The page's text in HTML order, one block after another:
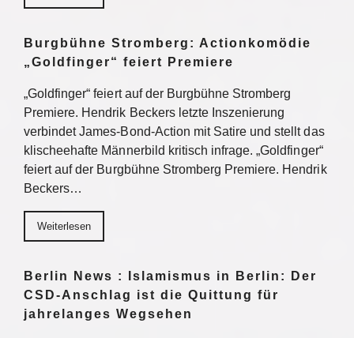
Burgbühne Stromberg: Actionkomödie
„Goldfinger“ feiert Premiere
„Goldfinger“ feiert auf der Burgbühne Stromberg
Premiere. Hendrik Beckers letzte Inszenierung
verbindet James-Bond-Action mit Satire und stellt das
klischeehafte Männerbild kritisch infrage. „Goldfinger“
feiert auf der Burgbühne Stromberg Premiere. Hendrik
Beckers…
Weiterlesen
Berlin News : Islamismus in Berlin: Der
CSD-Anschlag ist die Quittung für
jahrelanges Wegsehen